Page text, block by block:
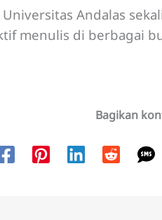
Andalas
menulis di berbagai
Bagikan